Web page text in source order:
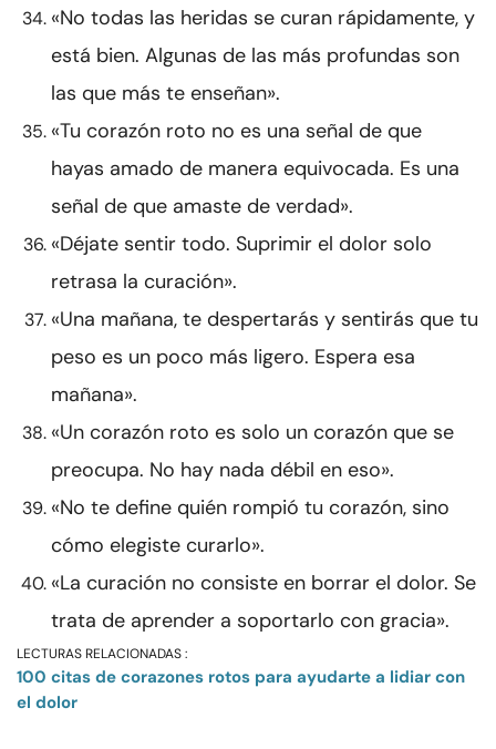
«No todas las heridas se curan rápidamente, y
está bien. Algunas de las más profundas son
las que más te enseñan».
«Tu corazón roto no es una señal de que
hayas amado de manera equivocada. Es una
señal de que amaste de verdad».
«Déjate sentir todo. Suprimir el dolor solo
retrasa la curación».
«Una mañana, te despertarás y sentirás que tu
peso es un poco más ligero. Espera esa
mañana».
«Un corazón roto es solo un corazón que se
preocupa. No hay nada débil en eso».
«No te define quién rompió tu corazón, sino
cómo elegiste curarlo».
«La curación no consiste en borrar el dolor. Se
trata de aprender a soportarlo con gracia».
LECTURAS RELACIONADAS :
100 citas de corazones rotos para ayudarte a lidiar con
el dolor